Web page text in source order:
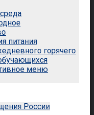
питания
горячего
меню
России